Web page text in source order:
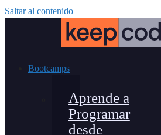
Saltar al contenido
Bootcamps
Aprende a
Programar
desde